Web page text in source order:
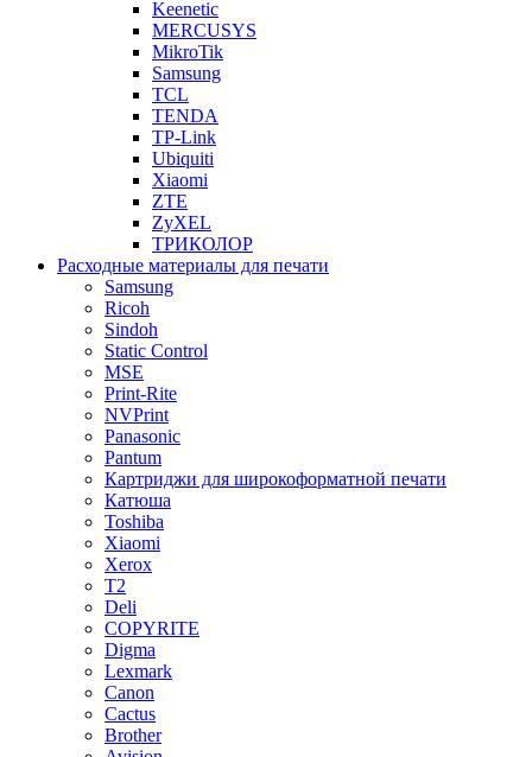
Keenetic
MERCUSYS
MikroTik
Samsung
TCL
TENDA
TP-Link
Ubiquiti
Xiaomi
ZTE
ZyXEL
ТРИКОЛОР
Расходные материалы для печати
Samsung
Ricoh
Sindoh
Static Control
MSE
Print-Rite
NVPrint
Panasonic
Pantum
Картриджи для широкоформатной печати
Катюша
Toshiba
Xiaomi
Xerox
T2
Deli
COPYRITE
Digma
Lexmark
Canon
Cactus
Brother